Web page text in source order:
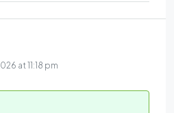
at 11:18 pm